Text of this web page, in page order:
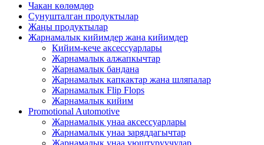
Чакан көлөмдөр
Сунушталган продуктылар
Жаңы продуктылар
Жарнамалык кийимдер жана кийимдер
Кийим-кече аксессуарлары
Жарнамалык алжапкычтар
Жарнамалык бандана
Жарнамалык капкактар ​​жана шляпалар
Жарнамалык Flip Flops
Жарнамалык кийим
Promotional Automotive
Жарнамалык унаа аксессуарлары
Жарнамалык унаа заряддагычтар
Жарнамалык унаа уюштуруучулар